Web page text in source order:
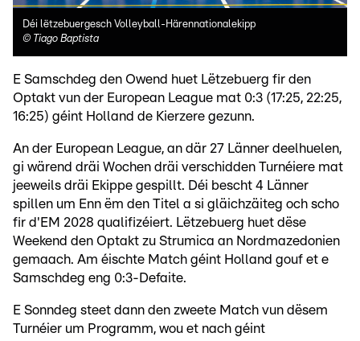
Déi lëtzebuergesch Volleyball-Härennationalekipp
© Tiago Baptista
E Samschdeg den Owend huet Lëtzebuerg fir den
Optakt vun der European League mat 0:3 (17:25, 22:25,
16:25) géint Holland de Kierzere gezunn.
An der European League, an där 27 Länner deelhuelen,
gi wärend dräi Wochen dräi verschidden Turnéiere mat
jeeweils dräi Ekippe gespillt. Déi bescht 4 Länner
spillen um Enn ëm den Titel a si gläichzäiteg och scho
fir d'EM 2028 qualifizéiert. Lëtzebuerg huet dëse
Weekend den Optakt zu Strumica an Nordmazedonien
gemaach. Am éischte Match géint Holland gouf et e
Samschdeg eng 0:3-Defaite.
E Sonndeg steet dann den zweete Match vun dësem
Turnéier um Programm, wou et nach géint